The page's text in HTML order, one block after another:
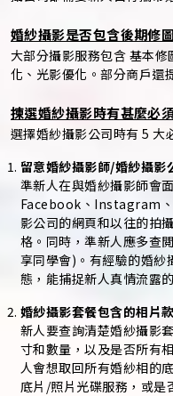
婚紗攝影是否包含後期修
大部分攝影服務包含 基本
化、光影優化。部分商戶還
揀選婚紗攝影時有甚麼必
選擇婚紗攝影公司時有 5 大
留意婚紗攝影師/婚紗攝影
準新人在與婚紗攝影師會
Facebook、Instagram
影公司的網頁和以往的拍
格。同時，準新人應多查
享同學會)。有經驗的婚紗
態，能捕捉新人真情流露
婚紗攝影套餐包含的相片
新人要查詢清楚婚紗攝影
寸和數量，以及是否所有
人會想取回所有婚紗相的
底片/照片光碟服務，或是